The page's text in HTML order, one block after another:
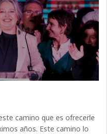
camino que es ofrecerle
años. Este camino lo